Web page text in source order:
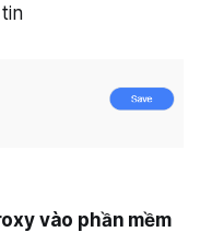
vào phần mềm